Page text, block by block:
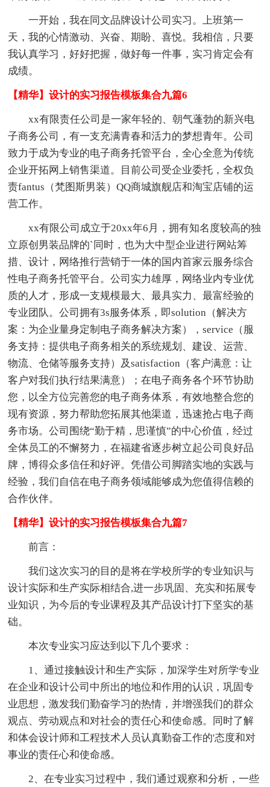
一开始，我在同文品牌设计公司实习。上班第一
天，我的心情激动、兴奋、期盼、喜悦。我相信，只要
我认真学习，好好把握，做好每一件事，实习肯定会有
成绩。
【精华】设计的实习报告模板集合九篇6
xx有限责任公司是一家年轻的、朝气蓬勃的新兴电
子商务公司，有一支充满青春和活力的梦想青年。公司
致力于成为专业的电子商务托管平台，全心全意为传统
企业开拓网上销售渠道。目前公司受企业委托，全权负
责fantus（梵图斯男装）QQ商城旗舰店和淘宝店铺的运
营工作。
xx有限公司成立于20xx年6月，拥有知名度较高的独
立原创男装品牌的`同时，也为大中型企业进行网站筹
措、设计，网络推行营销于一体的国内首家云服务综合
性电子商务托管平台。公司实力雄厚，网络业内专业优
质的人才，形成一支规模最大、最具实力、最富经验的
专业团队。公司拥有3s服务体系，即solution（解决方
案：为企业量身定制电子商务解决方案），service（服
务支持：提供电子商务相关的系统规划、建设、运营、
物流、仓储等服务支持）及satisfaction（客户满意：让
客户对我们执行结果满意）；在电子商务各个环节协助
您，以全方位完善您的电子商务体系，有效地整合您的
现有资源，努力帮助您拓展其他渠道，迅速抢占电子商
务市场。公司围绕“勤于精，思谨慎”的中心价值，经过
全体员工的不懈努力，在福建省逐步树立起公司良好品
牌，博得众多信任和好评。凭借公司脚踏实地的实践与
经验，我们自信在电子商务领域能够成为您值得信赖的
合作伙伴。
【精华】设计的实习报告模板集合九篇7
前言：
我们这次实习的目的是将在学校所学的专业知识与
设计实际和生产实际相结合,进一步巩固、充实和拓展专
业知识，为今后的专业课程及其产品设计打下坚实的基
础。
本次专业实习应达到以下几个要求：
1、通过接触设计和生产实际，加深学生对所学专业
在企业和设计公司中所出的地位和作用的认识，巩固专
业思想，激发我们勤奋学习的热情，并增强我们的群众
观点、劳动观点和对社会的责任心和使命感。同时了解
和体会设计师和工程技术人员认真勤奋工作的'态度和对
事业的责任心和使命感。
2、在专业实习过程中，我们通过观察和分析，一些